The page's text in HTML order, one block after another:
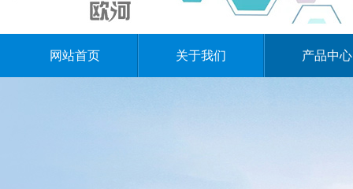
网站首页 关于我们 产品中心